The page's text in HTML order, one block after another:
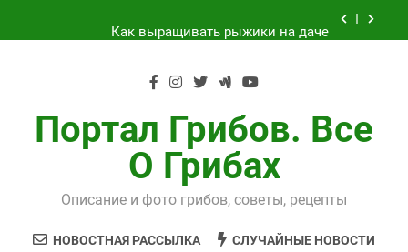
мицелий
Технология выращивания подосиновиков
Как выращивать рыжики на даче
Портал Грибов. Все
О Грибах
Описание и фото грибов, советы, рецепты
НОВОСТНАЯ РАССЫЛКА СЛУЧАЙНЫЕ НОВОСТИ